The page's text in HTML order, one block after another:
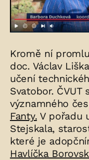
Kromě ní
doc. Václav
učení
Svatobor.
významného
Fanty. V pořadu
Stejskala,
které je
Havlíčka